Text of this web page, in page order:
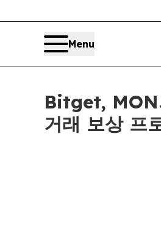
Menu
Bitget, MON
거래 보상 프